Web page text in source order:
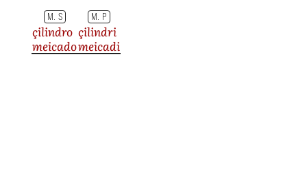
M. S M. P
çilindro çilindri
meicadomeicadi